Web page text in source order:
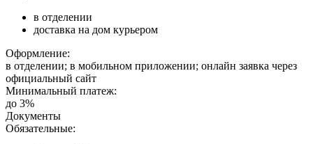
в отделении
доставка на дом курьером
Оформление:
в отделении; в мобильном приложении; онлайн заявка через
официальный сайт
Минимальный платеж:
до 3%
Документы
Обязательные: